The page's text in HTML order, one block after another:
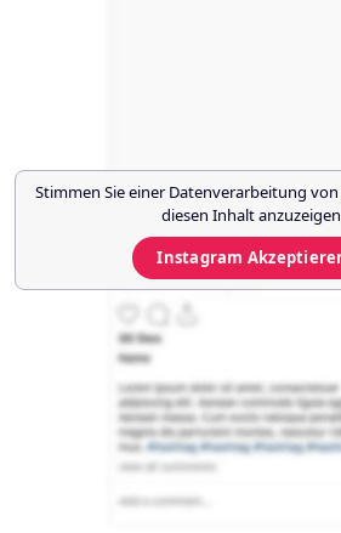
Stimmen Sie einer Datenverarbeitung von
diesen Inhalt
Instagram